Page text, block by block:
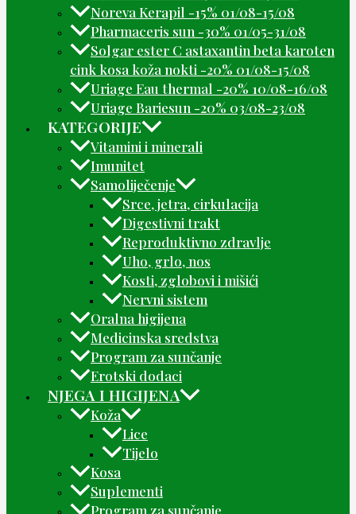
Noreva Kerapil -15% 01/08-15/08
Pharmaceris sun -30% 01/05-31/08
Solgar ester C astaxantin beta karoten
cink kosa koža nokti -20% 01/08-15/08
Uriage Eau thermal -20% 10/08-16/08
Uriage Bariesun -20% 03/08-23/08
KATEGORIJE
Vitamini i minerali
Imunitet
Samoliječenje
Srce, jetra, cirkulacija
Digestivni trakt
Reproduktivno zdravlje
Uho, grlo, nos
Kosti, zglobovi i mišići
Nervni sistem
Oralna higijena
Medicinska sredstva
Program za sunčanje
Erotski dodaci
NJEGA I HIGIJENA
Koža
Lice
Tijelo
Kosa
Suplementi
Program za sunčanje